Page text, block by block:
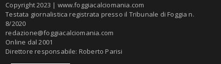
Copyright 2023 | www.foggiacalciomania.com
Testata giornalistica registrata presso il Tribunale di Foggia n.
8/2020
redazione@foggiacalciomania.com
Online dal 2001
Direttore responsabile: Roberto Parisi